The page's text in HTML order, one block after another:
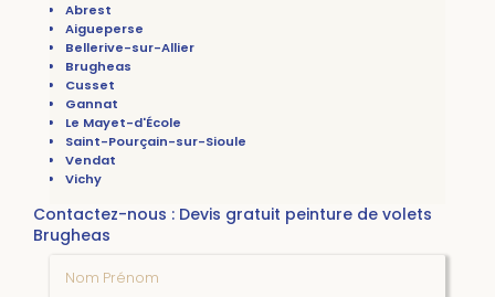
Abrest
Aigueperse
Bellerive-sur-Allier
Brugheas
Cusset
Gannat
Le Mayet-d'École
Saint-Pourçain-sur-Sioule
Vendat
Vichy
Contactez-nous : Devis gratuit peinture de volets
Brugheas